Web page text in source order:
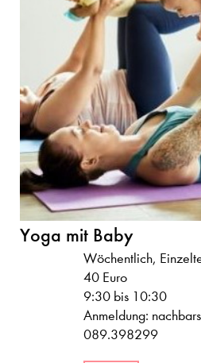
Yoga mit Baby
Wöchentlich,
40 Euro
9:30 bis 10:30
Anmeldung:
089.398299